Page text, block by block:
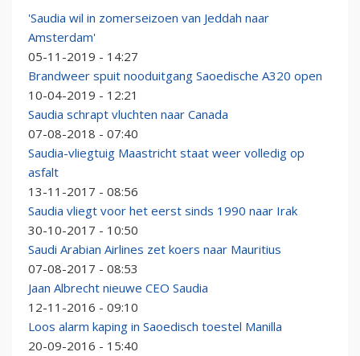
'Saudia wil in zomerseizoen van Jeddah naar
Amsterdam'
05-11-2019 - 14:27
Brandweer spuit nooduitgang Saoedische A320 open
10-04-2019 - 12:21
Saudia schrapt vluchten naar Canada
07-08-2018 - 07:40
Saudia-vliegtuig Maastricht staat weer volledig op
asfalt
13-11-2017 - 08:56
Saudia vliegt voor het eerst sinds 1990 naar Irak
30-10-2017 - 10:50
Saudi Arabian Airlines zet koers naar Mauritius
07-08-2017 - 08:53
Jaan Albrecht nieuwe CEO Saudia
12-11-2016 - 09:10
Loos alarm kaping in Saoedisch toestel Manilla
20-09-2016 - 15:40